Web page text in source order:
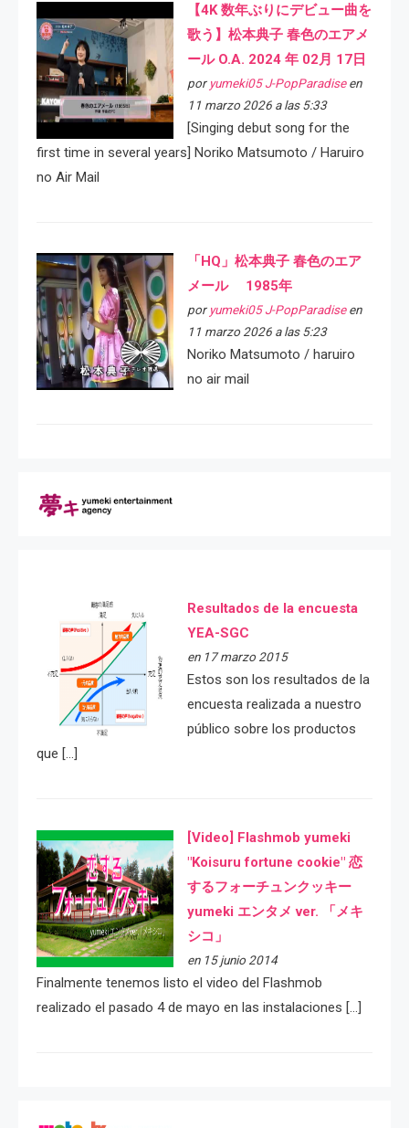
【4K 数年ぶりにデビュー曲を
歌う】松本典子 春色のエアメ
ール O.A. 2024 年 02月 17日
por yumeki05 J-PopParadiseen
11 marzo 2026 a las 5:33
[Singing debut song for the
first time in several years] Noriko Matsumoto / Haruiro
no Air Mail
「HQ」松本典子 春色のエア
メール 1985年
por yumeki05 J-PopParadiseen
11 marzo 2026 a las 5:23
Noriko Matsumoto / haruiro
no air mail
Resultados de la encuesta
YEA-SGC
en 17 marzo 2015
Estos son los resultados de la
encuesta realizada a nuestro
público sobre los productos
que […]
[Video] Flashmob yumeki
"Koisuru fortune cookie" 恋
するフォーチュンクッキー
yumeki エンタメ ver. 「メキ
シコ」
en 15 junio 2014
Finalmente tenemos listo el video del Flashmob
realizado el pasado 4 de mayo en las instalaciones […]